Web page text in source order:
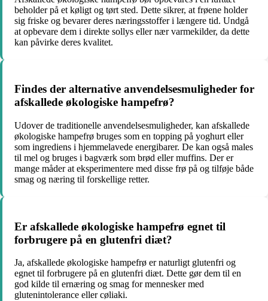
beholder på et køligt og tørt sted. Dette sikrer, at frøene holder
sig friske og bevarer deres næringsstoffer i længere tid. Undgå
at opbevare dem i direkte sollys eller nær varmekilder, da dette
kan påvirke deres kvalitet.
Findes der alternative anvendelsesmuligheder for
afskallede økologiske hampefrø?
Udover de traditionelle anvendelsesmuligheder, kan afskallede
økologiske hampefrø bruges som en topping på yoghurt eller
som ingrediens i hjemmelavede energibarer. De kan også males
til mel og bruges i bagværk som brød eller muffins. Der er
mange måder at eksperimentere med disse frø på og tilføje både
smag og næring til forskellige retter.
Er afskallede økologiske hampefrø egnet til
forbrugere på en glutenfri diæt?
Ja, afskallede økologiske hampefrø er naturligt glutenfri og
egnet til forbrugere på en glutenfri diæt. Dette gør dem til en
god kilde til ernæring og smag for mennesker med
glutenintolerance eller cøliaki.